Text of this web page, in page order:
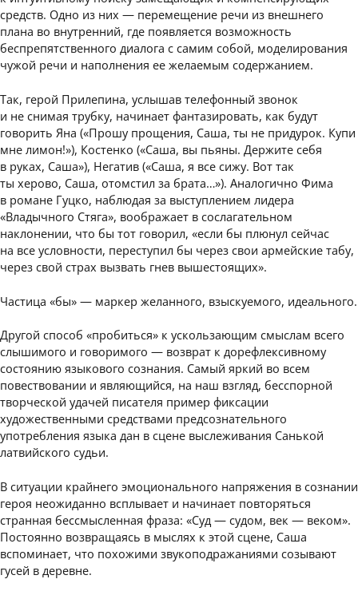
средств. Одно из них — перемещение речи из внешнего
плана во внутренний, где появляется возможность
беспрепятственного диалога с самим собой, моделирования
чужой речи и наполнения ее желаемым содержанием.
Так, герой Прилепина, услышав телефонный звонок
и не снимая трубку, начинает фантазировать, как будут
говорить Яна («Прошу прощения, Саша, ты не придурок. Купи
мне лимон!»), Костенко («Саша, вы пьяны. Держите себя
в руках, Саша»), Негатив («Саша, я все сижу. Вот так
ты херово, Саша, отомстил за брата…»). Аналогично Фима
в романе Гуцко, наблюдая за выступлением лидера
«Владычного Стяга», воображает в сослагательном
наклонении, чтo бы тот говорил, «если бы плюнул сейчас
на все условности, переступил бы через свои армейские табу,
через свой страх вызвать гнев вышестоящих».
Частица «бы» — маркер желанного, взыскуемого, идеального.
Другой способ «пробиться» к ускользающим смыслам всего
слышимого и говоримого — возврат к дорефлексивному
состоянию языкового сознания. Самый яркий во всем
повествовании и являющийся, на наш взгляд, бесспорной
творческой удачей писателя пример фиксации
художественными средствами предсознательного
употребления языка дан в сцене выслеживания Санькой
латвийского судьи.
В ситуации крайнего эмоционального напряжения в сознании
героя неожиданно всплывает и начинает повторяться
странная бессмысленная фраза: «Суд — судом, век — веком».
Постоянно возвращаясь в мыслях к этой сцене, Саша
вспоминает, что похожими звукоподражаниями созывают
гусей в деревне.